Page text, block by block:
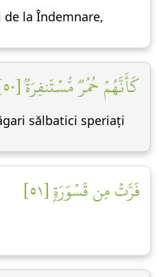
de la Îndemnare,
كَأَنَّهُمۡ حُمُرٞ مُّسۡتَنفِرَةٞ [٥٠]
sălbatici speriați
فَرَّتۡ مِن قَسۡوَرَةِۭ [٥١]